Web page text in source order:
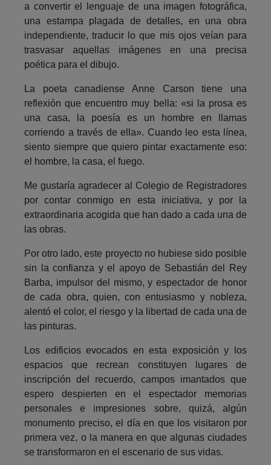
a convertir el lenguaje de una imagen fotográfica,
una estampa plagada de detalles, en una obra
independiente, traducir lo que mis ojos veían para
trasvasar aquellas imágenes en una precisa
poética para el dibujo.
La poeta canadiense Anne Carson tiene una
reflexión que encuentro muy bella: «si la prosa es
una casa, la poesía es un hombre en llamas
corriendo a través de ella». Cuando leo esta línea,
siento siempre que quiero pintar exactamente eso:
el hombre, la casa, el fuego.
Me gustaría agradecer al Colegio de Registradores
por contar conmigo en esta iniciativa, y por la
extraordinaria acogida que han dado a cada una de
las obras.
Por otro lado, este proyecto no hubiese sido posible
sin la confianza y el apoyo de Sebastián del Rey
Barba, impulsor del mismo, y espectador de honor
de cada obra, quien, con entusiasmo y nobleza,
alentó el color, el riesgo y la libertad de cada una de
las pinturas.
Los edificios evocados en esta exposición y los
espacios que recrean constituyen lugares de
inscripción del recuerdo, campos imantados que
espero despierten en el espectador memorias
personales e impresiones sobre, quizá, algún
monumento preciso, el día en que los visitaron por
primera vez, o la manera en que algunas ciudades
se transformaron en el escenario de sus vidas.